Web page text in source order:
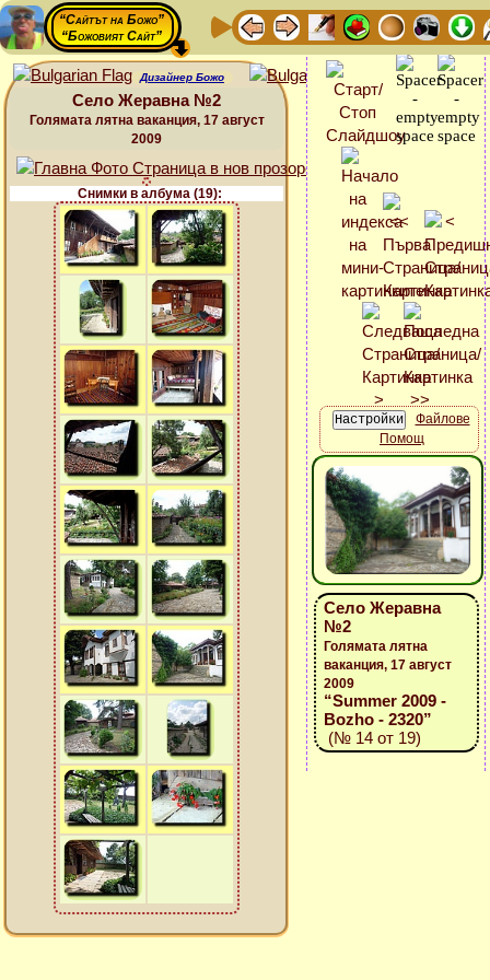
“Сайтът на Божо”
“Божовият Сайт”
Дизайнер Божо
Село Жеравна №2
Голямата лятна ваканция, 17 август
2009
Снимки в албума (19):
Файлове
Помощ
Село Жеравна
№2
Голямата лятна
ваканция, 17 август
2009
“Summer 2009 -
Bozho - 2320”
(№ 14 от 19)